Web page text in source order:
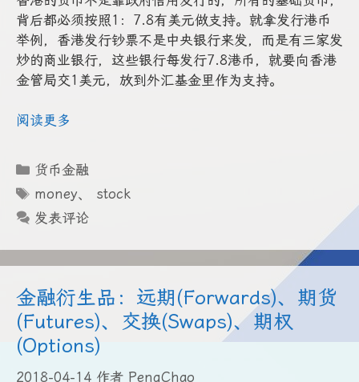
背后都必须按照1：7.8有美元做支持。就拿发行港币
举例，香港发行钞票不是中央银行来发，而是有三家发
炒的商业银行，这些银行每发行7.8港币，就要向香港
金管局交1美元，放到外汇基金里作为支持。
阅读更多
分
货币金融
标
签
money、 stock
发表评论
金融衍生品：远期(Forwards)、期货
(Futures)、交换(Swaps)、期权
(Options)
2018-04-14 作者 PengChao